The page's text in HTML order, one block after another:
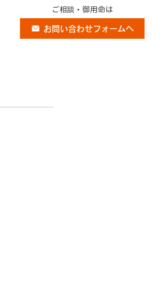
ご相談・御用命は
お問い合わせフォームへ